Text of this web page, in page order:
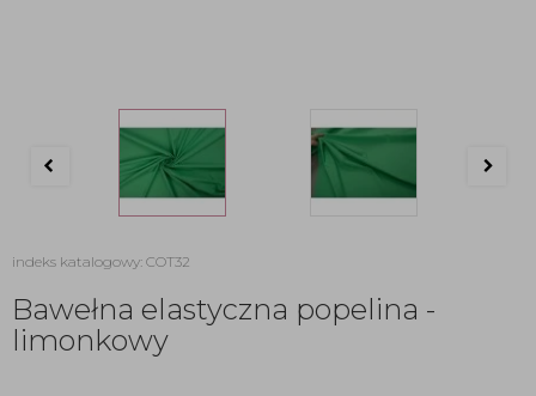
indeks katalogowy: COT32
Bawełna elastyczna popelina -
limonkowy